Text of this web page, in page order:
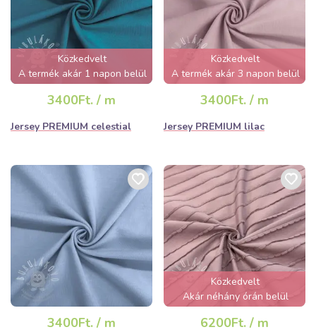
Közkedvelt
A termék akár 1 napon belül
elfogyhat!
3400Ft. / m
Jersey PREMIUM celestial
Közkedvelt
A termék akár 3 napon belül
elfogyhat!
3400Ft. / m
Jersey PREMIUM lilac
3400Ft. / m
Közkedvelt
Akár néhány órán belül
elfogyhat!
6200Ft. / m